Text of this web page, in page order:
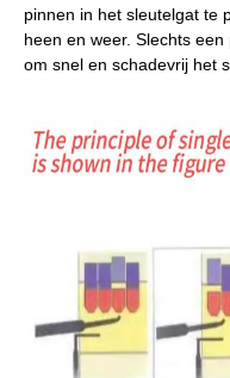
pinnen in het sleutelgat te
heen en weer. Slechts
om snel en schadevrij het